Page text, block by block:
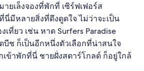
ยเล็งจองที่พักที่ เซิร์ฟเฟอร์ส
นี่มีหลายสิ่งที่ดึงดูดใจ ไม่ว่าจะเป็น
ที่ยว เช่น หาด Surfers Paradise
ช ก็เป็นอีกหนึ่งตัวเลือกที่น่าสนใจ
เข้าพักที่นี่ ชายฝั่งสตาร์โกลด์ ก็อยู่ใกล้